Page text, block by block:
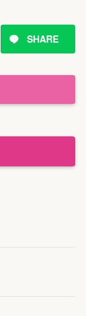
SHARE